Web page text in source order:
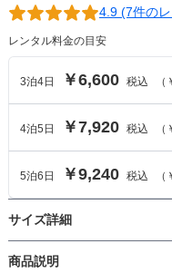
4.9 (7件の
レンタル料金の目安
3泊4日 ￥6,600 税込 （
4泊5 日 ￥7,920 税込 （
5泊6 日 ￥9,240 税込 （
サイズ詳細
ワンピースのサイズ
商品説明